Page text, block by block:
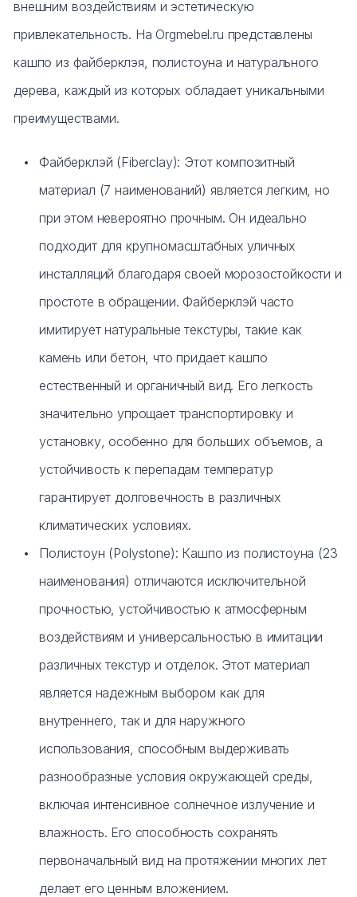
внешним воздействиям и эстетическую
привлекательность. На Orgmebel.ru представлены
кашпо из файберклэя, полистоуна и натурального
дерева, каждый из которых обладает уникальными
преимуществами.
Файберклэй (Fiberclay): Этот композитный
материал (7 наименований) является легким, но
при этом невероятно прочным. Он идеально
подходит для крупномасштабных уличных
инсталляций благодаря своей морозостойкости и
простоте в обращении. Файберклэй часто
имитирует натуральные текстуры, такие как
камень или бетон, что придает кашпо
естественный и органичный вид. Его легкость
значительно упрощает транспортировку и
установку, особенно для больших объемов, а
устойчивость к перепадам температур
гарантирует долговечность в различных
климатических условиях.
Полистоун (Polystone): Кашпо из полистоуна (23
наименования) отличаются исключительной
прочностью, устойчивостью к атмосферным
воздействиям и универсальностью в имитации
различных текстур и отделок. Этот материал
является надежным выбором как для
внутреннего, так и для наружного
использования, способным выдерживать
разнообразные условия окружающей среды,
включая интенсивное солнечное излучение и
влажность. Его способность сохранять
первоначальный вид на протяжении многих лет
делает его ценным вложением.